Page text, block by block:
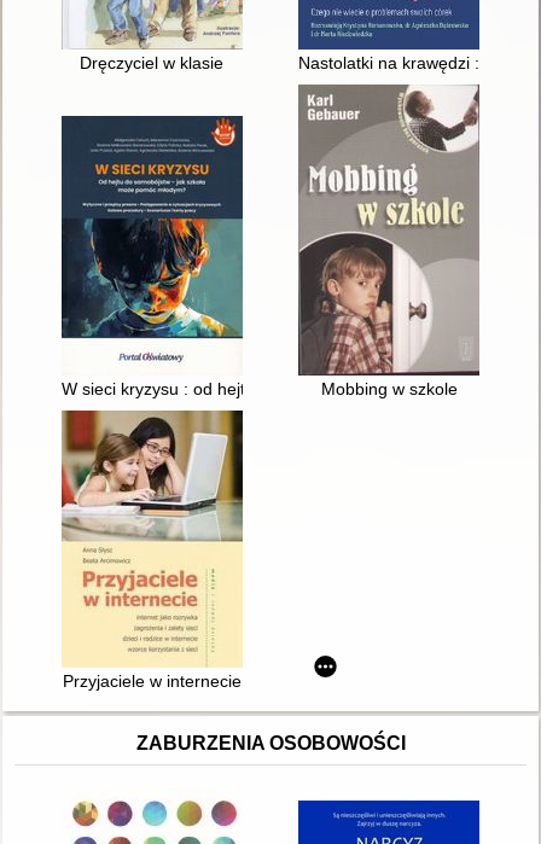
Dręczyciel w klasie Nastolatki na krawędzi : czego
W sieci kryzysu : od hejtu do samobójstw - jak szkoła może
Mobbing w szkole
Przyjaciele w internecie
ZABURZENIA OSOBOWOŚCI